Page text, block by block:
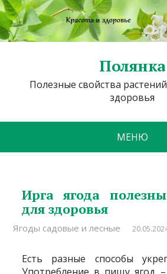
Полянка
Полезные свойства
здоровья
МЕНЮ
Ирга ягода
для здоровья
Ягоды садовые и лесные
Есть разные способы
Употребление в пищу ягод